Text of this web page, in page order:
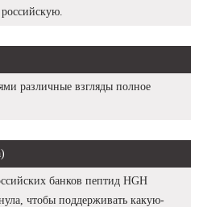
различные взгляды полное
банков пептид HGH
чтобы поддерживать какую-